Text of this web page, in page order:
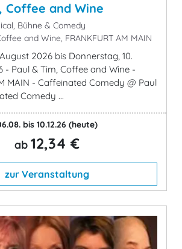
Coffee and Wine
Bühne & Comedy
and Wine, FRANKFURT AM MAIN
2026 bis Donnerstag, 10.
- Paul & Tim, Coffee and Wine -
MAIN - Caffeinated Comedy @ Paul
Comedy ...
bis 10.12.26 (heute)
ab 12,34 €
zur Veranstaltung